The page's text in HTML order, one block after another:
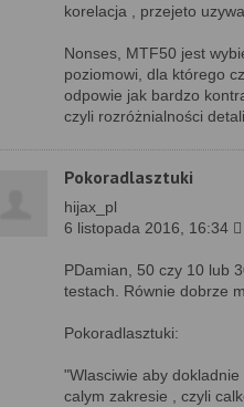
korelacja , przejeto
Nonses, MTF50 jest
poziomowi, dla którego
odpowie jak bardzo
czyli rozróżnialności
Pokoradlasztuki
hijax_pl
6 listopada 2016, 16:34 
PDamian, 50 czy 10 lub
testach. Równie dobrze
Pokoradlasztuki:
"Wlasciwie aby
calym zakresie , czyli